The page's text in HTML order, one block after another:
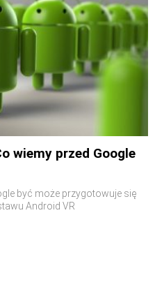
wiemy przed Google
być może przygotowuje się
Android VR